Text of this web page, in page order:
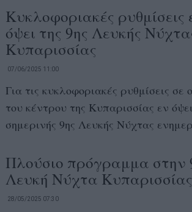
Κυκλοφοριακές ρυθμίσεις
όψει της 9ης Λευκής
Κυπαρισσίας
07/06/2025 11:00
Για τις κυκλοφοριακές ρυθμίσεις σε
του κέντρου της Κυπαρισσίας εν
σημερινής 9ης Λευκής Νύχτας
Πλούσιο πρόγραμμα στην
Λευκή Νύχτα Κυπαρισσίας
28/05/2025 07:30